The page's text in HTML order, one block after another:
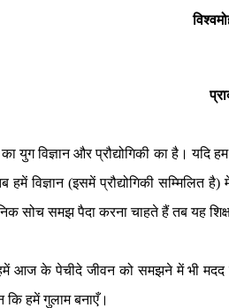
युग विज्ञान और प्रौद्योगिकी का है। यदि
हमें विज्ञान (इसमें प्रौद्योगिकी सम्मिलित है)
सोच समझ पैदा करना चाहते हैं तब यह
आज के पेचीदे जीवन को समझने में भी मदद
कि हमें गुलाम बनाएँ।